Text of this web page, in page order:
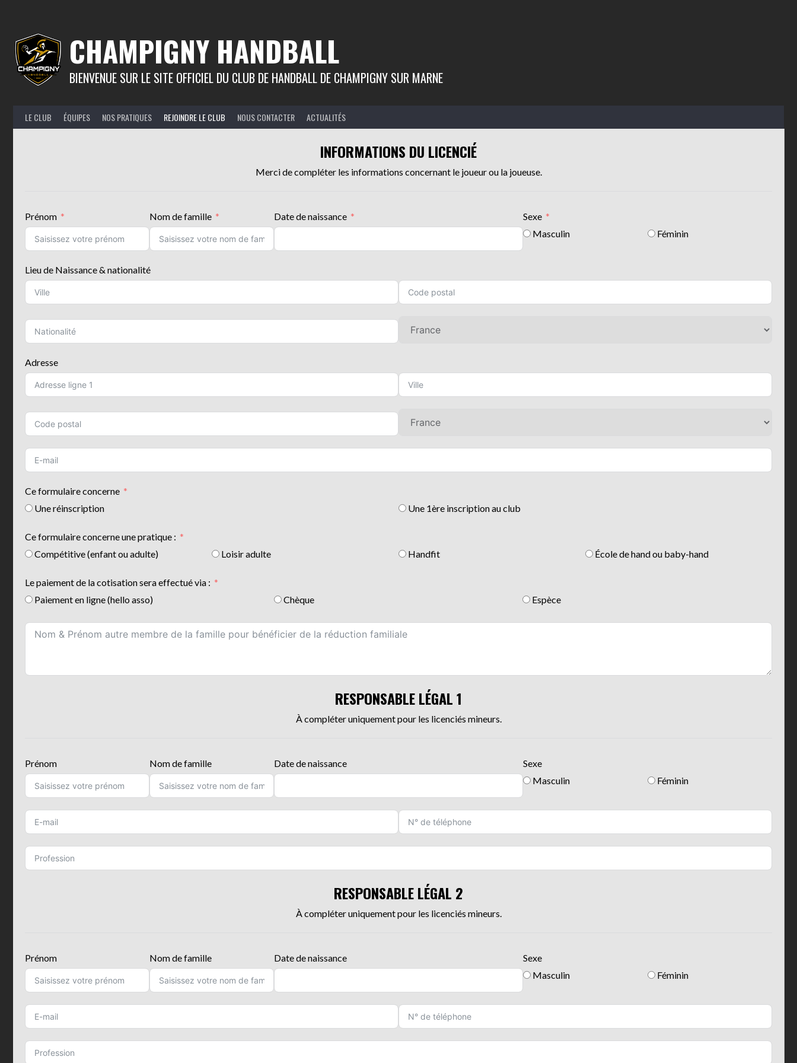
contenu
CHAMPIGNY HANDBALL
BIENVENUE SUR LE SITE OFFICIEL DU CLUB DE HANDBALL DE CHAMPIGNY SUR MARNE
LE CLUB ÉQUIPES NOS PRATIQUES REJOINDRE LE CLUB NOUS CONTACTER ACTUALITÉS
INFORMATIONS DU LICENCIÉ
Merci de compléter les informations concernant le joueur ou la joueuse.
Prénom Nom de famille Date de naissance
Sexe
Masculin
Féminin
Lieu de Naissance & nationalité
Adresse
Ce formulaire concerne
Une réinscription
Une 1ère inscription au club
Ce formulaire concerne une pratique :
Compétitive (enfant ou adulte)
Loisir adulte Handfit École de hand ou baby-hand
Le paiement de la cotisation sera effectué via :
Paiement en ligne (hello asso)
Chèque Espèce
RESPONSABLE LÉGAL 1
À compléter uniquement pour les licenciés mineurs.
Prénom Nom de famille Date de naissance
Sexe
Masculin
Féminin
RESPONSABLE LÉGAL 2
À compléter uniquement pour les licenciés mineurs.
Prénom Nom de famille Date de naissance
Sexe
Masculin
Féminin